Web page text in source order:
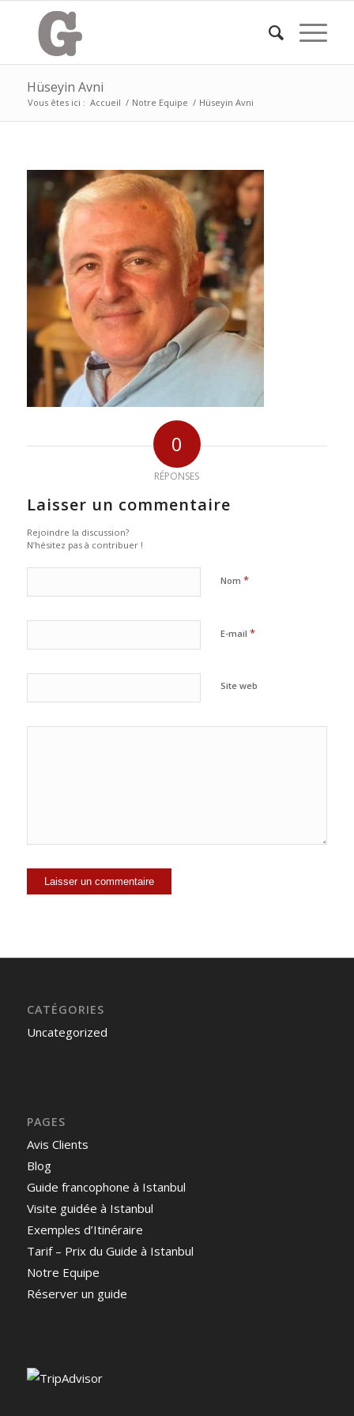
Hüseyin Avni
Vous êtes ici : Accueil / Notre Equipe / Hüseyin Avni
0
RÉPONSES
Laisser un commentaire
Rejoindre la discussion?
N’hésitez pas à contribuer !
Nom *
E-mail *
Site web
CATÉGORIES
Uncategorized
PAGES
Avis Clients
Blog
Guide francophone à Istanbul
Visite guidée à Istanbul
Exemples d’Itinéraire
Tarif – Prix du Guide à Istanbul
Notre Equipe
Réserver un guide